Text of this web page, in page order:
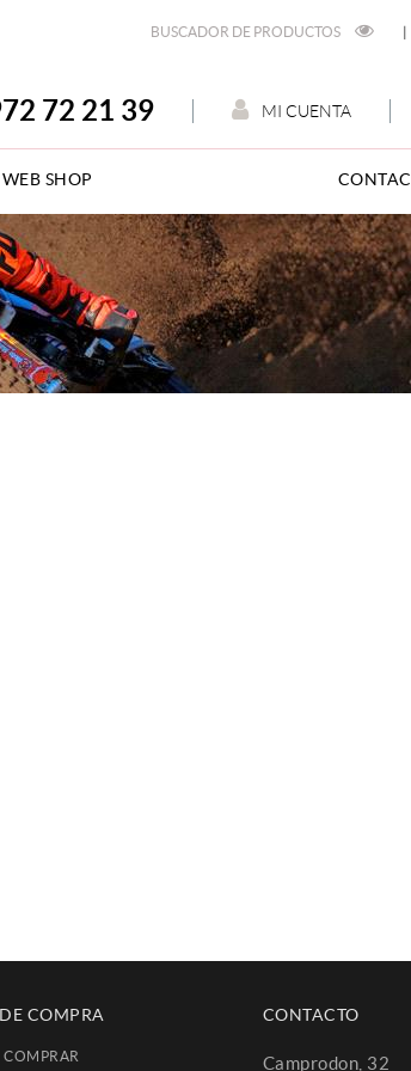
BUSCADOR DE PRODUCTOS |
MI CUENTA
72 21 39
WEB SHOP
COMPRA CONTACTO
Camprodon, 32